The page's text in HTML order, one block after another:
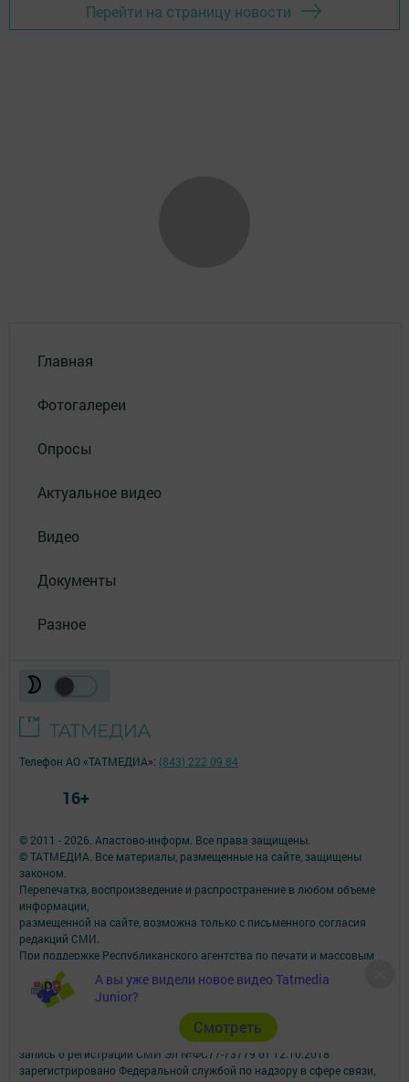
Перейти на страницу новости
Главная
Фотогалереи
Опросы
Актуальное видео
Видео
Документы
Разное
А вы уже видели новое видео Tatmedia
Junior?
Cмотреть
© 2011 - 2026. Апастово-информ. Все права защищены.
© ТАТМЕДИА. Все материалы, размещенные на сайте, защищены
законом.
Перепечатка, воспроизведение и распространение в любом объеме
информации,
размещенной на сайте, возможна только с письменного согласия
редакций СМИ.
При поддержке Республиканского агентства по печати и массовым
коммуникациям.
Наименование СМИ: Апастово-информ
СМИ зарегистрировано Федеральной службой по надзору в сфере
информационных технологий и массовых коммуникаций
запись о регистрации СМИ Эл №ФС77-73779 от 12.10.2018
зарегистрировано Федеральной службой по надзору в сфере связи,
Телефон АО «ТАТМЕДИА»: (843) 222 09 84
16+